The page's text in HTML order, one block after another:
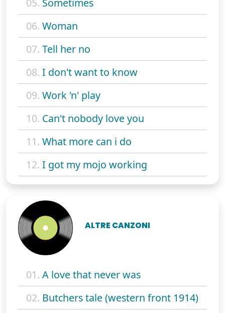
06. Woman
07. Tell her no
08. I don't want to know
09. Work 'n' play
10. Can't nobody love you
11. What more can i do
12. I got my mojo working
ALTRE CANZONI
01. A love that never was
02. Butchers tale (western front 1914)